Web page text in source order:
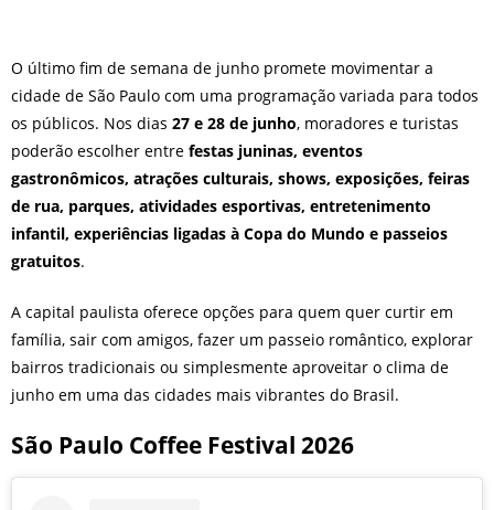
O último fim de semana de junho promete movimentar a
cidade de São Paulo com uma programação variada para todos
os públicos. Nos dias 27 e 28 de junho, moradores e turistas
poderão escolher entre festas juninas, eventos
gastronômicos, atrações culturais, shows, exposições, feiras
de rua, parques, atividades esportivas, entretenimento
infantil, experiências ligadas à Copa do Mundo e passeios
gratuitos.
A capital paulista oferece opções para quem quer curtir em
família, sair com amigos, fazer um passeio romântico, explorar
bairros tradicionais ou simplesmente aproveitar o clima de
junho em uma das cidades mais vibrantes do Brasil.
São Paulo Coffee Festival 2026